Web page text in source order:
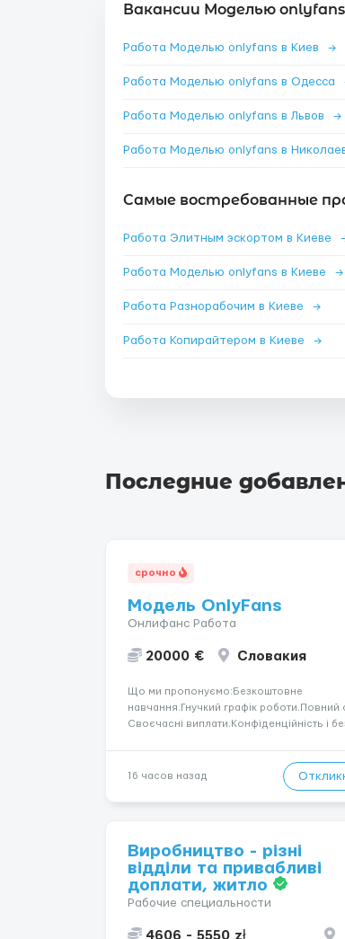
Вакансии Моделью
Работа Моделью onlyfans в Киев →
Работа Моделью onlyfans в Одесса
Работа Моделью onlyfans в Львов →
Работа Моделью onlyfans в
Самые востребованные
Работа Элитным эскортом в Киеве
Работа Моделью onlyfans в Киеве →
Работа Разнорабочим в Киеве →
Работа Копирайтером в Киеве →
Последние
срочно
Модель OnlyFans
Онлифанс Работа
20000 € Словакия
Що ми пропонуємо:Безкоштовне
навчання.Гнучкий графік роботи.Повний
Своєчасні виплати.Конфіденційність і
розвиватися.Досвід не
зацікавила вакансія — залишайте відгук,
зв’яжемося ...
16 часов назад
Виробництво - різні
відділи та привабливі
доплати, житло
Рабочие специальности
4606 - 5550 zł